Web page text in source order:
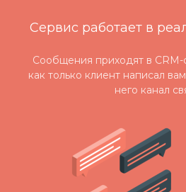
Сервис работает в
Сообщения приходят в CRM-
как только клиент написал
него канал